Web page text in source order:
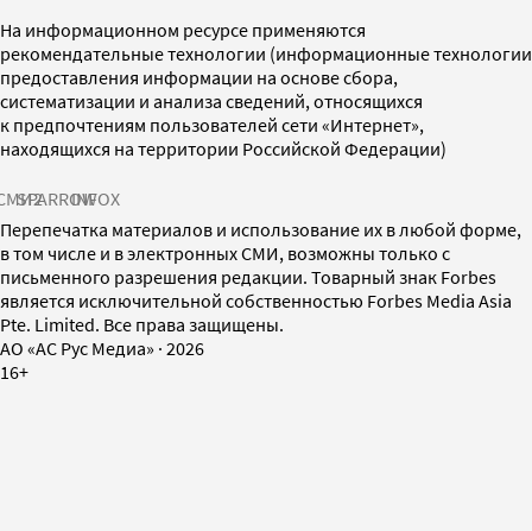
На информационном ресурсе применяются
рекомендательные технологии (информационные технологии
предоставления информации на основе сбора,
систематизации и анализа сведений, относящихся
к предпочтениям пользователей сети «Интернет»,
находящихся на территории Российской Федерации)
SPARROWINFOX
Перепечатка материалов и использование их в любой форме,
в том числе и в электронных СМИ, возможны только с
письменного разрешения редакции. Товарный знак Forbes
является исключительной собственностью Forbes Media Asia
Pte. Limited. Все права защищены.
AO «АС Рус Медиа» · 2026
16+